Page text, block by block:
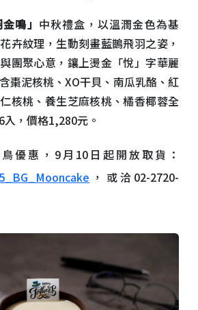
金鳴」 中秋禮盒，以溫潤金色為基
卉紋理，生動刻畫藍鵲飛羽之姿，
團聚心意，鑲上燙金「悅」字華麗
棗泥核桃、XO干貝、南瓜乳酪、紅
核桃、養生芝麻核桃、橘香椰蓉全
，價格1,280元。
優惠，9月10日起開放取貨：
，或洽02-2720-